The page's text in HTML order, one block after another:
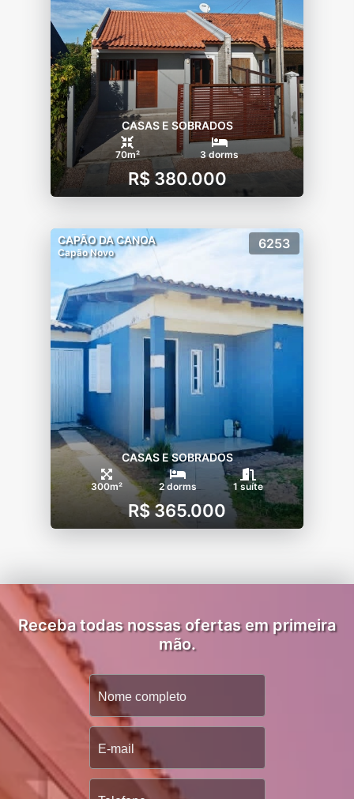
CASAS E SOBRADOS
70m² 3 dorms
R$ 380.000
CAPÃO DA CANOA
Capão Novo
6253
CASAS E SOBRADOS
300m² 2 dorms 1 suíte
R$ 365.000
Receba todas nossas ofertas em primeira
mão.